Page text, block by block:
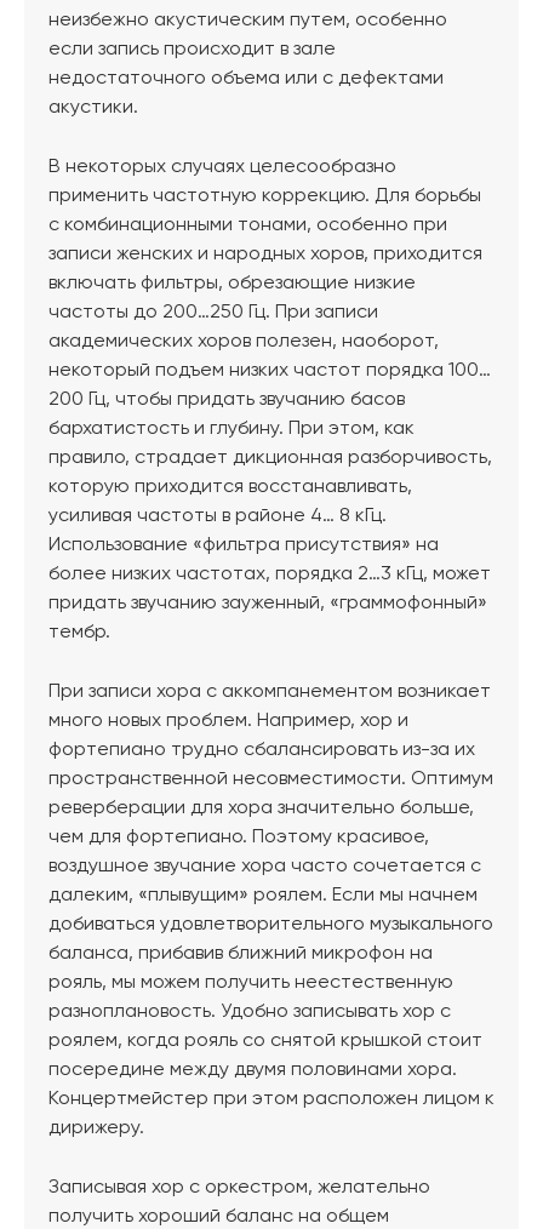
неизбежно акустическим путем, особенно
если запись происходит в зале
недостаточного объема или с дефектами
акустики.
В некоторых случаях целесообразно
применить частотную коррекцию. Для борьбы
с комбинационными тонами, особенно при
записи женских и народных хоров, приходится
включать фильтры, обрезающие низкие
частоты до 200…250 Гц. При записи
академических хоров полезен, наоборот,
некоторый подъем низких частот порядка 100…
200 Гц, чтобы придать звучанию басов
бархатистость и глубину. При этом, как
правило, страдает дикционная разборчивость,
которую приходится восстанавливать,
усиливая частоты в районе 4… 8 кГц.
Использование «фильтра присутствия» на
более низких частотах, порядка 2…3 кГц, может
придать звучанию зауженный, «граммофонный»
тембр.
При записи хора с аккомпанементом возникает
много новых проблем. Например, хор и
фортепиано трудно сбалансировать из-за их
пространственной несовместимости. Оптимум
реверберации для хора значительно больше,
чем для фортепиано. Поэтому красивое,
воздушное звучание хора часто сочетается с
далеким, «плывущим» роялем. Если мы начнем
добиваться удовлетворительного музыкального
баланса, прибавив ближний микрофон на
рояль, мы можем получить неестественную
разноплановость. Удобно записывать хор с
роялем, когда рояль со снятой крышкой стоит
посередине между двумя половинами хора.
Концертмейстер при этом расположен лицом к
дирижеру.
Записывая хор с оркестром, желательно
получить хороший баланс на общем